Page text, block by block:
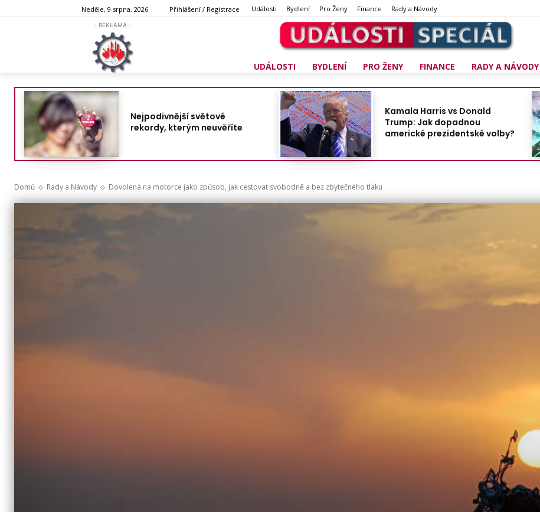
Neděle, 9 srpna, 2026 Přihlášení / Registrace Události Bydlení Pro Ženy Finance Rady a Návody
- REKLAMA -
UDÁLOSTI BYDLENÍ PRO ŽENY FINANCE RADY A NÁVODY
Nejpodivnější světové
rekordy, kterým neuvěříte
Kamala Harris vs Donald
Trump: Jak dopadnou
americké prezidentské volby?
Domů Rady a Návody Dovolená na motorce jako způsob, jak cestovat svobodně a bez zbytečného tlaku